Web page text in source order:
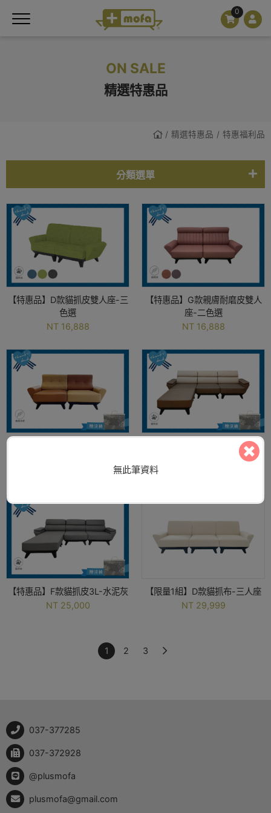
0
ON SALE
精選特惠品
精選特惠品 特惠福利品
分類選單
熱門款式。快速下單
基本五色皮
【特惠品】D款貓抓皮雙人座-三
色選
NT 16,888
【特惠品】G款親膚耐磨皮雙人
座-二色選
NT 16,888
【特惠品】B款貓抓皮3L-亞麻胡
【特惠品】F款貓抓皮3L-水泥灰
NT 25,000
【限量1組】D款貓抓布-三人座
NT 29,999
1 2 3
037-377285
037-372928
@plusmofa
plusmofa@gmail.com
無此筆資料